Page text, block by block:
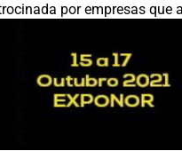
por empresas